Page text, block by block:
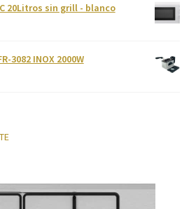
20Litros sin grill - blanco
3082 INOX 2000W